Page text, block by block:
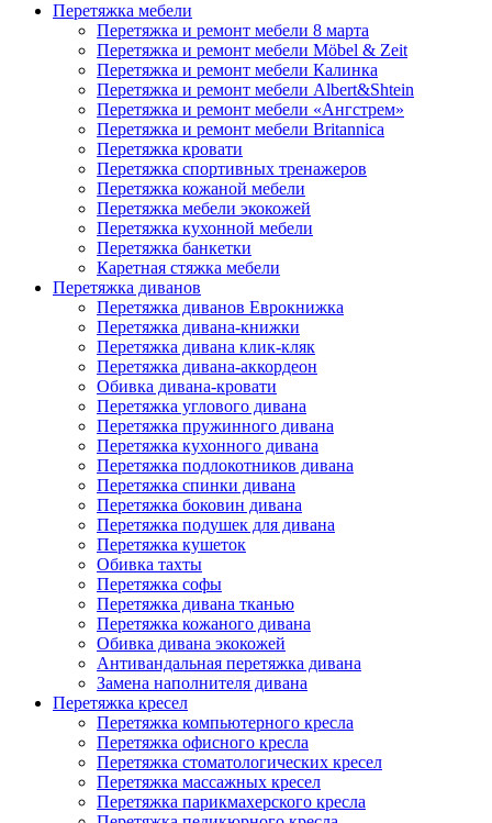
Перетяжка мебели
Перетяжка и ремонт мебели 8 марта
Перетяжка и ремонт мебели Möbel & Zeit
Перетяжка и ремонт мебели Калинка
Перетяжка и ремонт мебели Albert&Shtein
Перетяжка и ремонт мебели «Ангстрем»
Перетяжка и ремонт мебели Britannica
Перетяжка кровати
Перетяжка спортивных тренажеров
Перетяжка кожаной мебели
Перетяжка мебели экокожей
Перетяжка кухонной мебели
Перетяжка банкетки
Каретная стяжка мебели
Перетяжка диванов
Перетяжка диванов Еврокнижка
Перетяжка дивана-книжки
Перетяжка дивана клик-кляк
Перетяжка дивана-аккордеон
Обивка дивана-кровати
Перетяжка углового дивана
Перетяжка пружинного дивана
Перетяжка кухонного дивана
Перетяжка подлокотников дивана
Перетяжка спинки дивана
Перетяжка боковин дивана
Перетяжка подушек для дивана
Перетяжка кушеток
Обивка тахты
Перетяжка софы
Перетяжка дивана тканью
Перетяжка кожаного дивана
Обивка дивана экокожей
Антивандальная перетяжка дивана
Замена наполнителя дивана
Перетяжка кресел
Перетяжка компьютерного кресла
Перетяжка офисного кресла
Перетяжка стоматологических кресел
Перетяжка массажных кресел
Перетяжка парикмахерского кресла